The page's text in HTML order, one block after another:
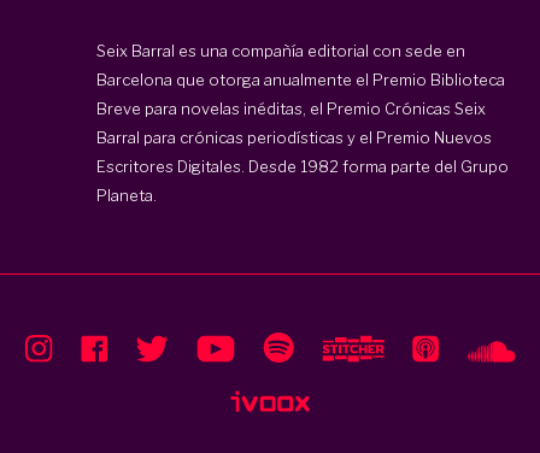
Seix Barral es una compañía editorial con sede en
Barcelona que otorga anualmente el Premio Biblioteca
Breve para novelas inéditas, el Premio Crónicas Seix
Barral para crónicas periodísticas y el Premio Nuevos
Escritores Digitales. Desde 1982 forma parte del Grupo
Planeta.